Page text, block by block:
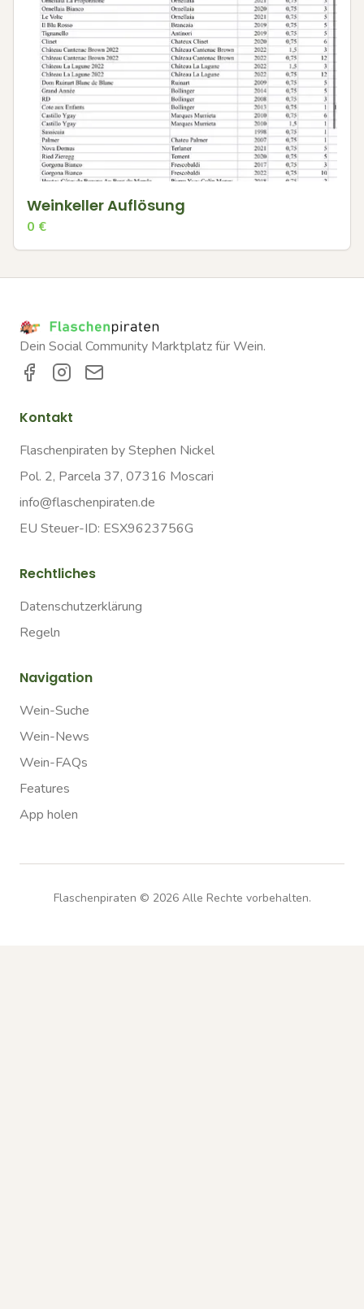
Weinkeller Auflösung
0 €
Dein Social Community Marktplatz für Wein.
Kontakt
Flaschenpiraten by Stephen Nickel
Pol. 2, Parcela 37, 07316 Moscari
info@flaschenpiraten.de
EU Steuer-ID: ESX9623756G
Rechtliches
Datenschutzerklärung
Regeln
Navigation
Wein-Suche
Wein-News
Wein-FAQs
Features
App holen
Flaschenpiraten © 2026Alle Rechte vorbehalten.